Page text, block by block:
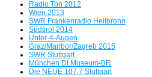
Radio Bavaria International plant
Die Radio-
Radio Ton 2012
Wien 2013
SWR Frankenradio Heilbronn
Südtirol 2014
Unter-4-Augen
Graz/Maribor/Zagreb 2015
SWR Stuttgart
München Dt.Museum-BR
Die NEUE 107,7 Stuttgart